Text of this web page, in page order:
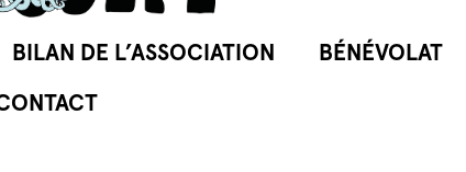
BILAN DE L’ASSOCIATION BÉNÉVOLAT